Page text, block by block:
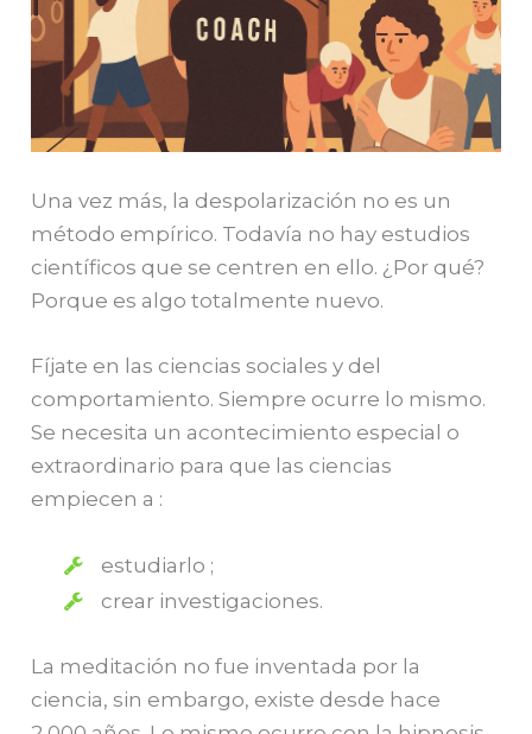
Una vez más, la despolarización no es un
método empírico. Todavía no hay estudios
científicos que se centren en ello. ¿Por qué?
Porque es algo totalmente nuevo.
Fíjate en las ciencias sociales y del
comportamiento. Siempre ocurre lo mismo.
Se necesita un acontecimiento especial o
extraordinario para que las ciencias
empiecen a :
estudiarlo ;
crear investigaciones.
La meditación no fue inventada por la
ciencia, sin embargo, existe desde hace